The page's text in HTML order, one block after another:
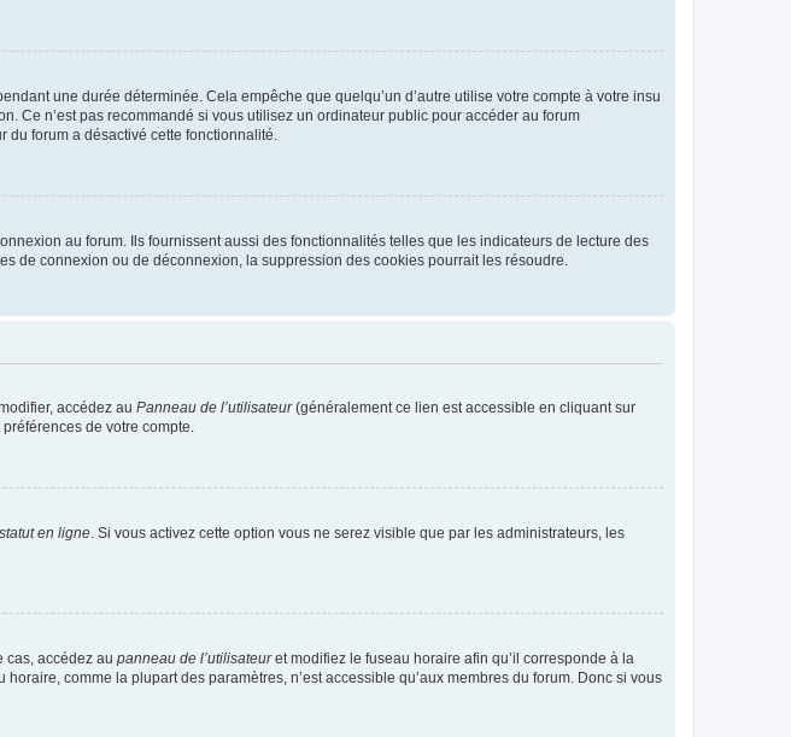
une durée déterminée. Cela empêche que quelqu’un d’autre utilise votre compte à votre insu
Ce n’est pas recommandé si vous utilisez un ordinateur public pour accéder au forum
forum a désactivé cette fonctionnalité.
au forum. Ils fournissent aussi des fonctionnalités telles que les indicateurs de lecture des
de connexion ou de déconnexion, la suppression des cookies pourrait les résoudre.
accédez au Panneau de l’utilisateur(généralement ce lien est accessible en cliquant sur
de votre compte.
en ligne . Si vous activez cette option vous ne serez visible que par les administrateurs, les
cas, accédez au panneau de l’utilisateuret modifiez le fuseau horaire afin qu’il corresponde à la
comme la plupart des paramètres, n’est accessible qu’aux membres du forum. Donc si vous